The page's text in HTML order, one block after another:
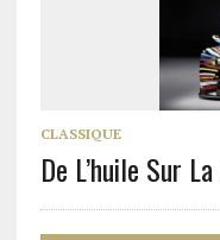
CLASSIQUE
De L’huile Sur